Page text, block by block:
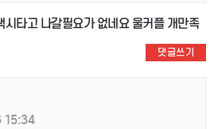
시타고 나갈필요가 없네요 울커플 개만족
댓글쓰기